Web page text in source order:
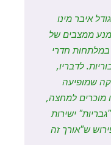
איבר מינו
ממצבים של
חדרי
לדבריו,
שמופיעה
מוכרים למחצה,
ישירות
ש"אורך זה